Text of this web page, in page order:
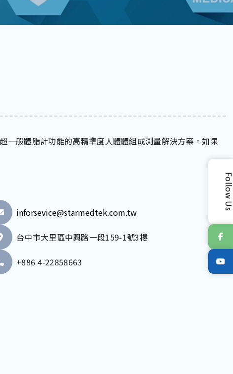
般體脂計功能的高精準度人體體組成測量解決方案。如果
inforsevice@starmedtek.com.tw
台中市大里區中興路一段159-1號3樓
+886 4-22858663